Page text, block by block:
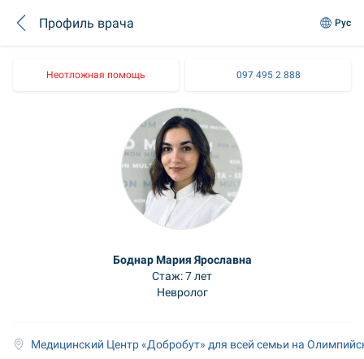
Профиль врача Рус
Неотложная помощь 097 495 2 888
Боднар Мария Ярославна
Стаж: 7 лет
Невролог
Медицинский Центр «Добробут» для всей семьи на